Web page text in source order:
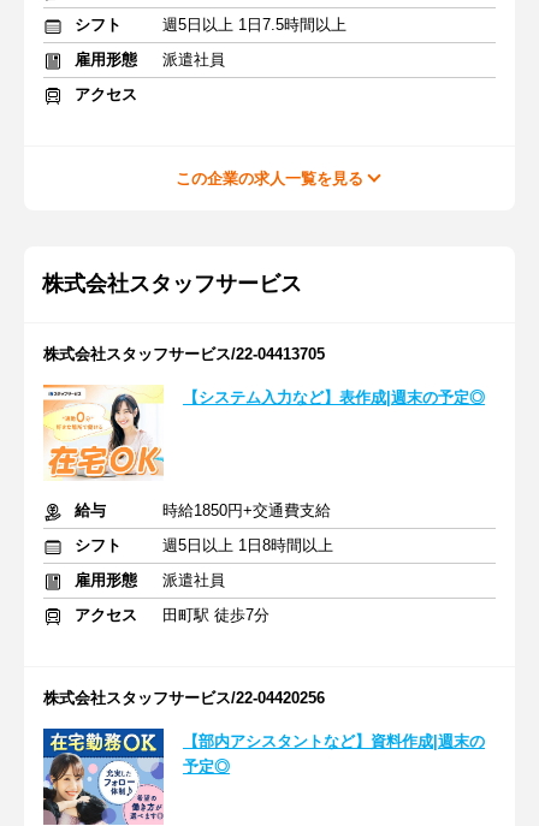
シフト
週5日以上 1日7.5時間以上
雇用形態
派遣社員
アクセス
この企業の求人一覧を見る
株式会社スタッフサービス
株式会社スタッフサービス/22-04413705
【システム入力など】表作成|週末の予定◎
給与
時給1850円+交通費支給
シフト
週5日以上 1日8時間以上
雇用形態
派遣社員
アクセス
田町駅 徒歩7分
株式会社スタッフサービス/22-04420256
【部内アシスタントなど】資料作成|週末の
予定◎